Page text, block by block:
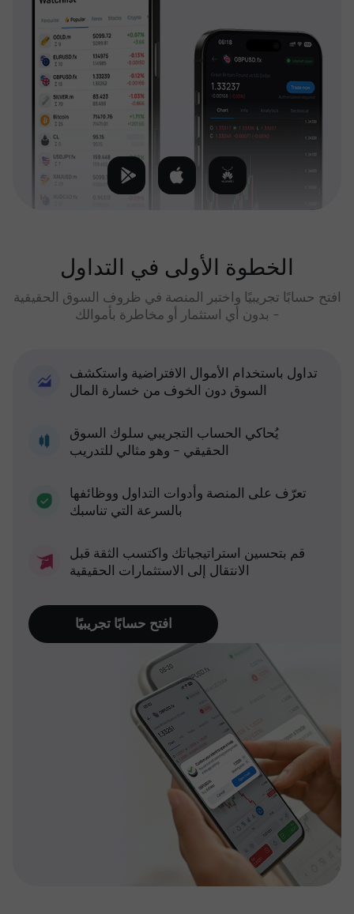
الخطوة الأولى في التداول
افتح حسابًا تجريبيًا واختبر المنصة في ظروف السوق الحقيقية
- بدون أي استثمار أو مخاطرة بأموالك
تداول باستخدام الأموال الافتراضية واستكشف
السوق دون الخوف من خسارة المال
يُحاكي الحساب التجريبي سلوك السوق
الحقيقي - وهو مثالي للتدريب
تعرّف على المنصة وأدوات التداول ووظائفها
بالسرعة التي تناسبك
قم بتحسين استراتيجياتك واكتسب الثقة قبل
الانتقال إلى الاستثمارات الحقيقية
افتح حسابًا تجريبيًا